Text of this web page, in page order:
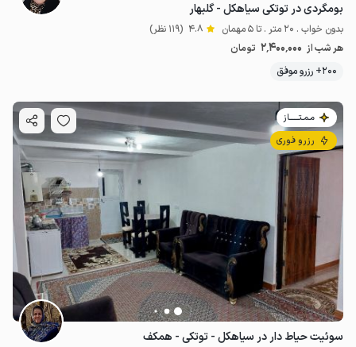
بومگردی در توتکی سیاهکل - گلبهار
بدون خواب . 20 متر . تا 5 مهمان 4.8 (119 نظر)
هر شب از 2٬400٬000 تومان
200+ رزرو موفق
مـمـتــــــاز
رزرو فوری
سوئیت حیاط دار در سیاهکل - توتکی - همکف